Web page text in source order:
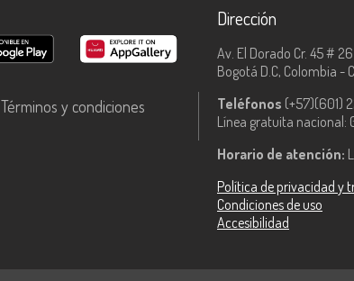
Términos y condiciones
Dirección
Av. El Dorado Cr. 45 #
Bogotá D.C, Colombia -
Teléfonos (+57)(601)
Línea gratuita nacional:
Horario de atención:
Política de privacidad y
Condiciones de uso
Accesibilidad